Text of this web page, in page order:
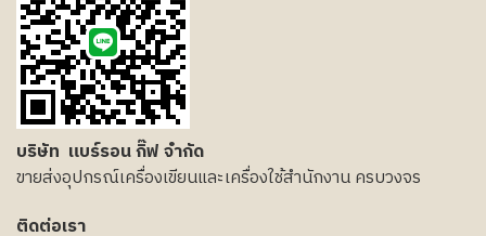
บริษัท แบร์รอน กิ๊ฟ จำกัด
ขายส่งอุปกรณ์เครื่องเขียนและเครื่องใช้สำนักงาน ครบวงจร
ติดต่อเรา